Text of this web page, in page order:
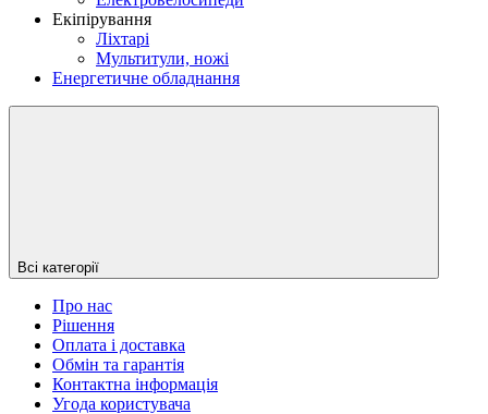
Екіпірування
Ліхтарі
Мультитули, ножі
Енергетичне обладнання
Всі категорії
Про нас
Рішення
Оплата і доставка
Обмін та гарантія
Контактна інформація
Угода користувача